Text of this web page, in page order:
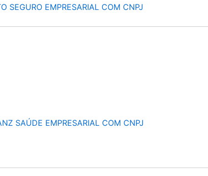
SEGURO EMPRESARIAL COM CNPJ
SAÚDE EMPRESARIAL COM CNPJ